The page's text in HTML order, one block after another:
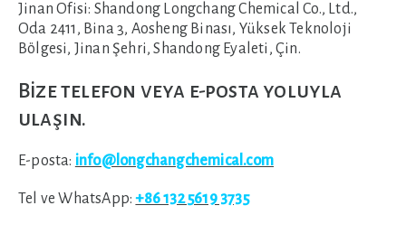
Jinan Ofisi: Shandong Longchang Chemical Co., Ltd.,
Oda 2411, Bina 3, Aosheng Binası, Yüksek Teknoloji
Bölgesi, Jinan Şehri, Shandong Eyaleti, Çin.
Bize telefon veya e-posta yoluyla
ulaşın.
E-posta: info@longchangchemical.com
Tel ve WhatsApp:+86 132 5619 3735